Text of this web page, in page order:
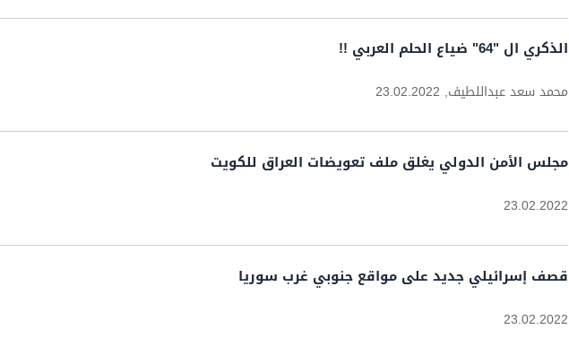
الذكري ال "64" ضياع الحلم العربي !!
محمد سعد عبداللطيف, 23.02.2022
مجلس الأمن الدولي يغلق ملف تعويضات العراق للكويت
23.02.2022
قصف إسرائيلي جديد على مواقع جنوبي غرب سوريا
23.02.2022